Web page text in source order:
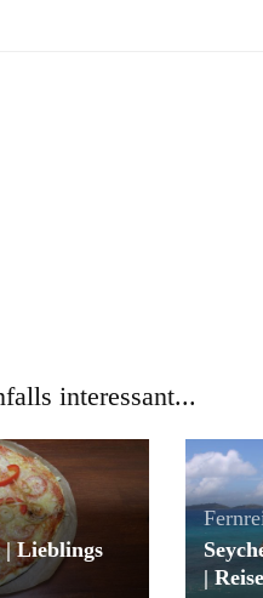
interessant...
| Lieblings
|